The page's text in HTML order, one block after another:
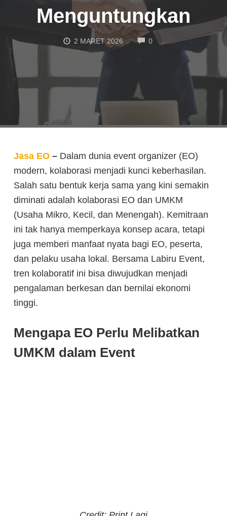
Menguntungkan
2 MARET 2026 0COMMENTS
Jasa EO – Dalam dunia event organizer (EO)
modern, kolaborasi menjadi kunci keberhasilan.
Salah satu bentuk kerja sama yang kini semakin
diminati adalah kolaborasi EO dan UMKM
(Usaha Mikro, Kecil, dan Menengah). Kemitraan
ini tak hanya memperkaya konsep acara, tetapi
juga memberi manfaat nyata bagi EO, peserta,
dan pelaku usaha lokal. Bersama Labiru Event,
tren kolaboratif ini bisa diwujudkan menjadi
pengalaman berkesan dan bernilai ekonomi
tinggi.
Mengapa EO Perlu Melibatkan
UMKM dalam Event